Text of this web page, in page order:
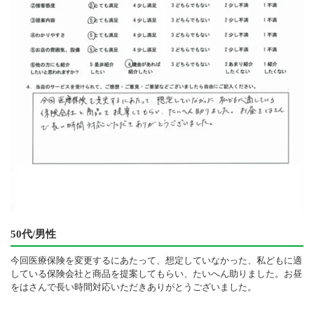
50代/男性
今回医療保険を変更するにあたって、想定していなかった、私どもに適
している保険会社と商品を提案してもらい、たいへん助りました。お昼
をはさんで長い時間対応いただきありがとうございました。